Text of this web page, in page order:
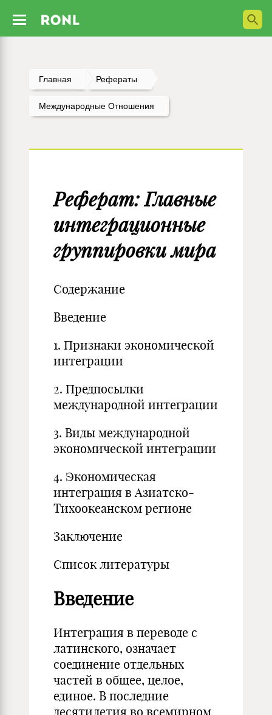
Главная Рефераты
Международные Отношения
Реферат: Главные
интеграционные
группировки мира
Содержание
Введение
1. Признаки экономической
интеграции
2. Предпосылки
международной интеграции
3. Виды международной
экономической интеграции
4. Экономическая
интеграция в Азиатско-
Тихоокеанском регионе
Заключение
Список литературы
Введение
Интеграция в переводе с
латинского, означает
соединение отдельных
частей в общее, целое,
единое. В последние
десятилетия во всемирном